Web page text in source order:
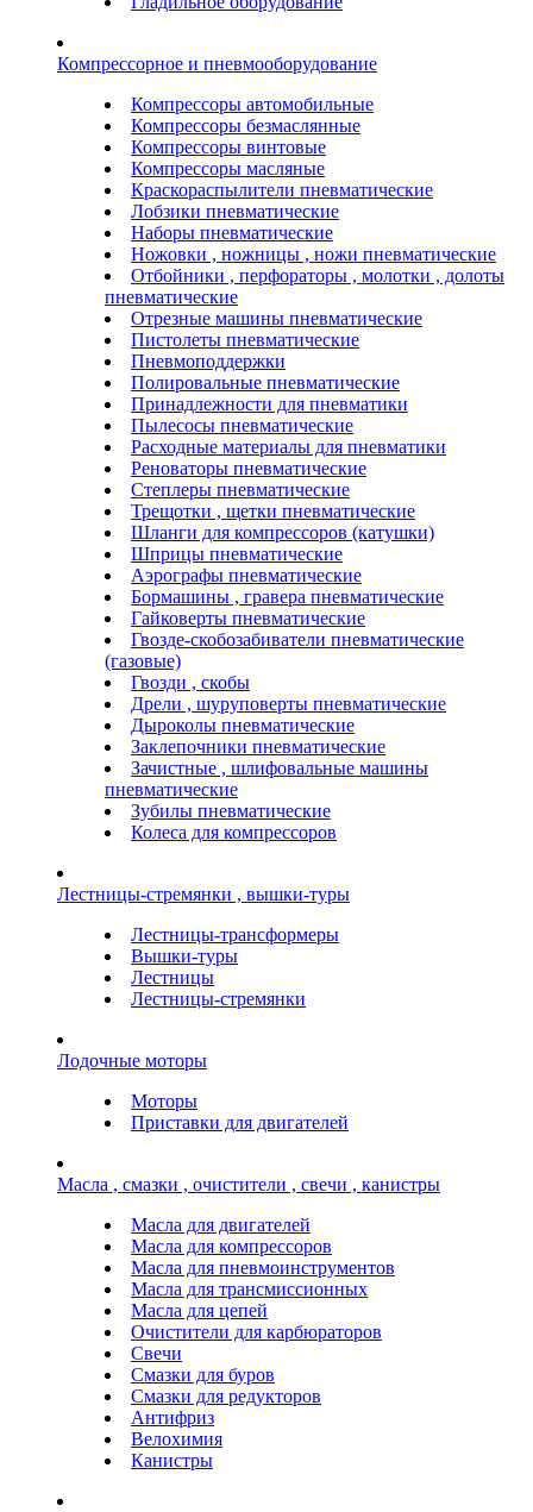
Компрессорное и пневмооборудование
Компрессоры автомобильные
Компрессоры безмаслянные
Компрессоры винтовые
Компрессоры масляные
Краскораспылители пневматические
Лобзики пневматические
Наборы пневматические
Ножовки , ножницы , ножи пневматические
Отбойники , перфораторы , молотки , долоты
пневматические
Отрезные машины пневматические
Пистолеты пневматические
Пневмоподдержки
Полировальные пневматические
Принадлежности для пневматики
Пылесосы пневматические
Расходные материалы для пневматики
Реноваторы пневматические
Степлеры пневматические
Трещотки , щетки пневматические
Шланги для компрессоров (катушки)
Шприцы пневматические
Аэрографы пневматические
Бормашины , гравера пневматические
Гайковерты пневматические
Гвозде-скобозабиватели пневматические
(газовые)
Гвозди , скобы
Дрели , шуруповерты пневматические
Дыроколы пневматические
Заклепочники пневматические
Зачистные , шлифовальные машины
пневматические
Зубилы пневматические
Колеса для компрессоров
Лестницы-стремянки , вышки-туры
Лестницы-трансформеры
Вышки-туры
Лестницы
Лестницы-стремянки
Лодочные моторы
Моторы
Приставки для двигателей
Масла , смазки , очистители , свечи , канистры
Масла для двигателей
Масла для компрессоров
Масла для пневмоинструментов
Масла для трансмиссионных
Масла для цепей
Очистители для карбюраторов
Свечи
Смазки для буров
Смазки для редукторов
Антифриз
Велохимия
Канистры